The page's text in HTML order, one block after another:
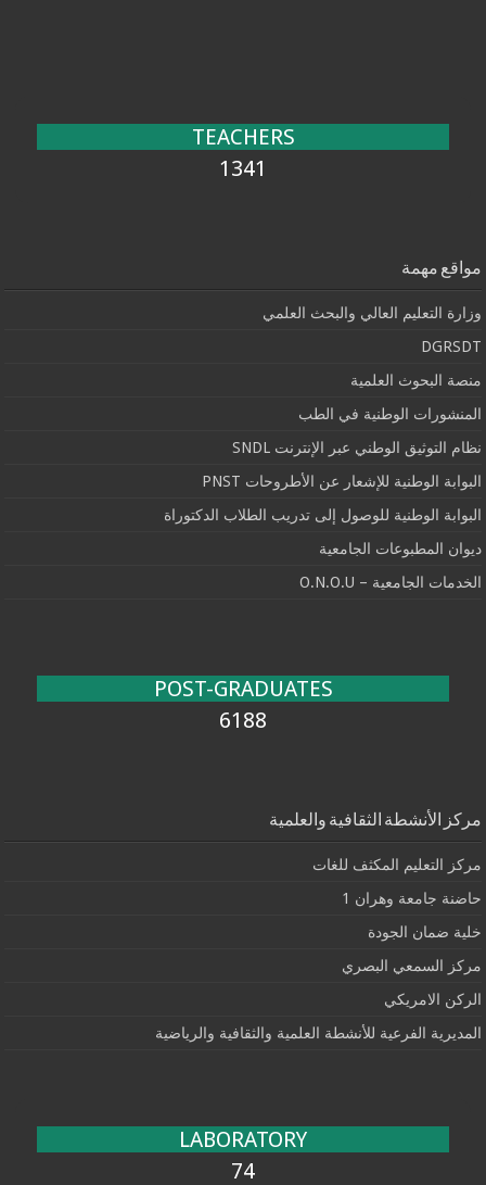
TEACHERS
1341
مواقع مهمة
وزارة التعليم العالي والبحث العلمي
DGRSDT
منصة البحوث العلمية
المنشورات الوطنية في الطب
نظام التوثيق الوطني عبر الإنترنت SNDL
البوابة الوطنية للإشعار عن الأطروحات PNST
البوابة الوطنية للوصول إلى تدريب الطلاب الدكتوراة
ديوان المطبوعات الجامعية
الخدمات الجامعية – O.N.O.U
POST-GRADUATES
6188
مركز الأنشطة الثقافية والعلمية
مركز التعليم المكثف للغات
حاضنة جامعة وهران 1
خلية ضمان الجودة
مركز السمعي البصري
الركن الامريكي
المديرية الفرعية للأنشطة العلمية والثقافية والرياضية
LABORATORY
74